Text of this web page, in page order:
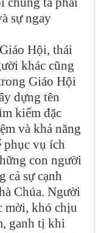
sự ngay
Hội, thái
khác cũng
Giáo Hội
dựng tên
kiếm đặc
và khả năng
phục vụ ích
con người
cả sự cạnh
Chúa. Người
mời, khó chịu
ganh tị khi